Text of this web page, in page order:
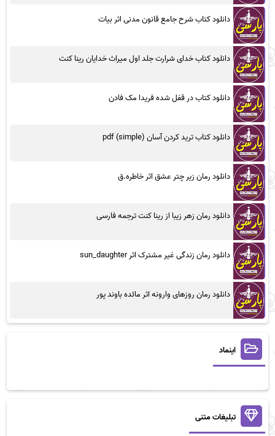
دانلود کتاب شرح جامع قانون مدنی اثر بیات
دانلود کتاب خدای شرارت جلد اول میراث خدایان رینا کنت
دانلود کتاب در قفل شده فریدا مک فادن
دانلود کتاب ترید کردن آسان (simple) pdf
دانلود رمان زیر چتر عشق اثر خاطره.ق
دانلود رمان زهر زیبا از رینا کنت ترجمه فارسی
دانلود رمان زندگی غیر مشترک اثر sun_daughter
دانلود رمان روزهای وارونه اثر مائده باوند پور
اینماد
تبلیغات متنی